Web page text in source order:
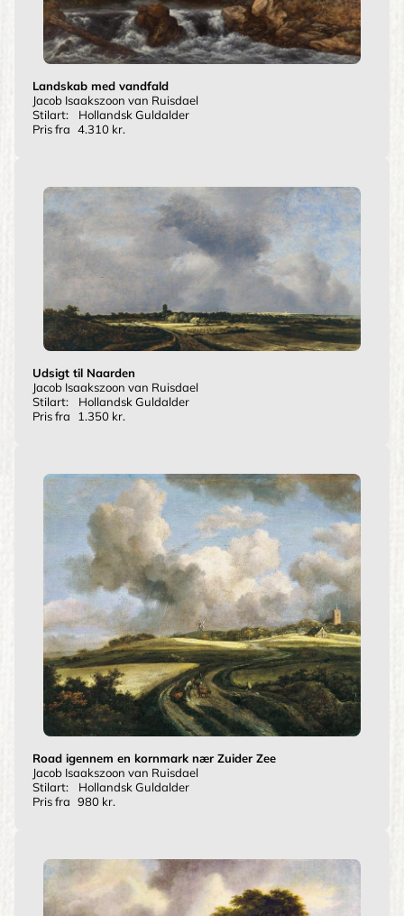
Landskab med vandfald
Jacob Isaakszoon van Ruisdael
Stilart:
Hollandsk Guldalder
Pris fra 4.310 kr.
Udsigt til Naarden
Jacob Isaakszoon van Ruisdael
Stilart:
Hollandsk Guldalder
Pris fra
1.350 kr.
Road igennem en kornmark nær Zuider Zee
Jacob Isaakszoon van Ruisdael
Stilart:
Hollandsk Guldalder
Pris fra 980 kr.